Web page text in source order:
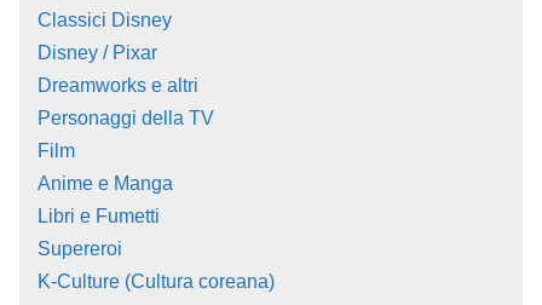
Classici Disney
Disney / Pixar
Dreamworks e altri
Personaggi della TV
Film
Anime e Manga
Libri e Fumetti
Supereroi
K-Culture (Cultura coreana)